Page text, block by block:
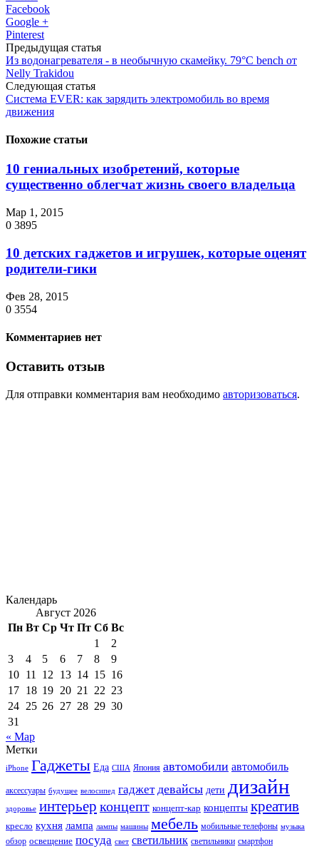
Facebook
Google +
Pinterest
Предыдущая статья
Из водонагревателя - в необычную скамейку. 79°C bench от
Nelly Trakidou
Следующая статья
Система EVER: как зарядить электромобиль во время
движения
Похожие статьи
10 гениальных изобретений, которые
существенно облегчат жизнь своего владельца
Мар 1, 2015
0 3895
10 детских гаджетов и игрушек, которые оценят
родители-гики
Фев 28, 2015
0 3554
Комментариев нет
Оставить отзыв
Для отправки комментария вам необходимо авторизоваться.
Календарь
Август 2026
Пн Вт Ср Чт Пт Сб Вс
1
2
3
4 5 6 7 8
9
10 11 12 13 14 15 16
17 18 19 20 21 22 23
24 25 26 27 28 29 30
31
« Мар
Метки
iPhone Гаджеты Еда США Япония автомобили автомобиль
аксессуары будущее велосипед гаджет девайсы дети дизайн
здоровье интерьер концепт концепт-кар концепты креатив
кресло кухня лампа лампы машины мебель мобильные телефоны музыка
обзор освещение посуда свет светильник светильники смартфон